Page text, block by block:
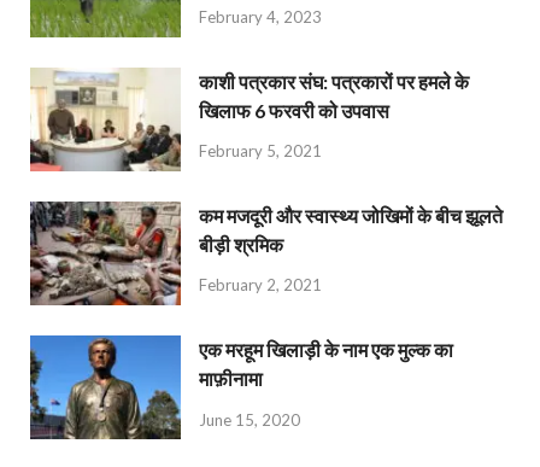
February 4, 2023
काशी पत्रकार संघ: पत्रकारों पर हमले के
खिलाफ 6 फरवरी को उपवास
February 5, 2021
कम मजदूरी और स्वास्थ्य जोखिमों के बीच झूलते
बीड़ी श्रमिक
February 2, 2021
एक मरहूम खिलाड़ी के नाम एक मुल्क का
माफ़ीनामा
June 15, 2020